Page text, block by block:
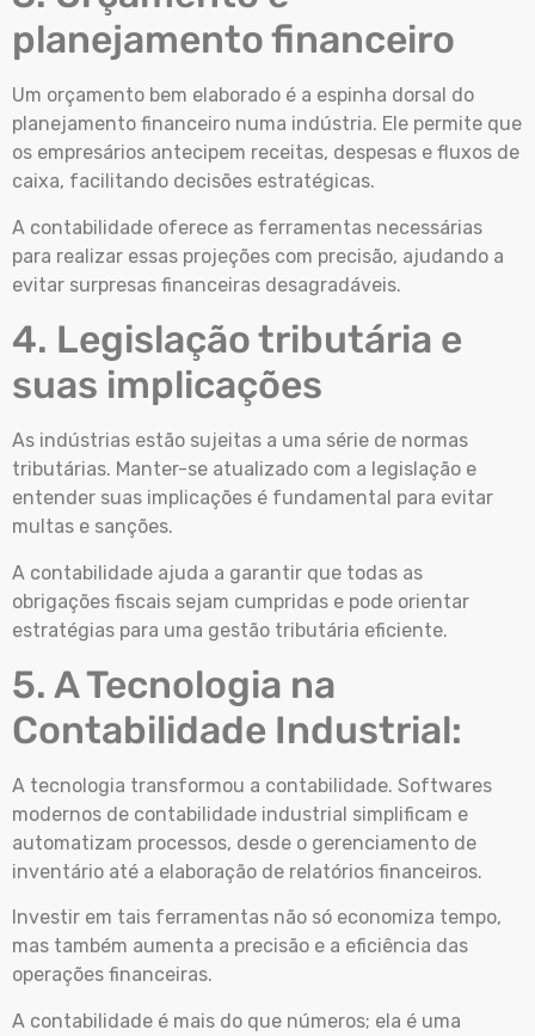
planejamento financeiro
Um orçamento bem elaborado é a espinha dorsal do
planejamento financeiro numa indústria. Ele permite que
os empresários antecipem receitas, despesas e fluxos de
caixa, facilitando decisões estratégicas.
A contabilidade oferece as ferramentas necessárias
para realizar essas projeções com precisão, ajudando a
evitar surpresas financeiras desagradáveis.
4. Legislação tributária e
suas implicações
As indústrias estão sujeitas a uma série de normas
tributárias. Manter-se atualizado com a legislação e
entender suas implicações é fundamental para evitar
multas e sanções.
A contabilidade ajuda a garantir que todas as
obrigações fiscais sejam cumpridas e pode orientar
estratégias para uma gestão tributária eficiente.
5. A Tecnologia na
Contabilidade Industrial:
A tecnologia transformou a contabilidade. Softwares
modernos de contabilidade industrial simplificam e
automatizam processos, desde o gerenciamento de
inventário até a elaboração de relatórios financeiros.
Investir em tais ferramentas não só economiza tempo,
mas também aumenta a precisão e a eficiência das
operações financeiras.
A contabilidade é mais do que números; ela é uma